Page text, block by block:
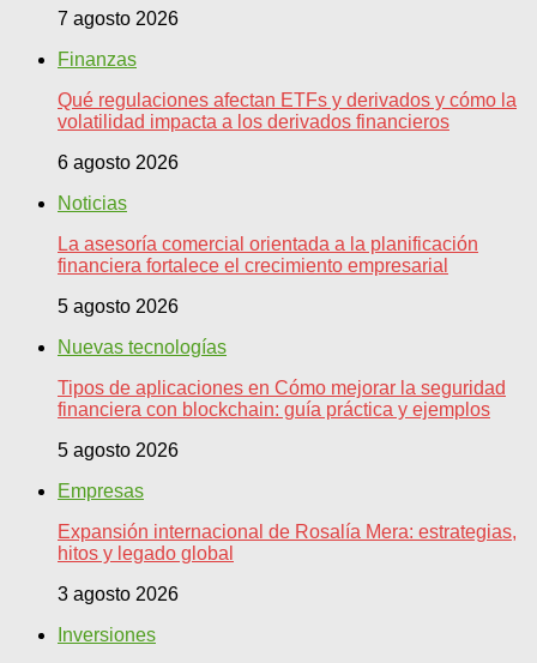
7 agosto 2026
Finanzas
Qué regulaciones afectan ETFs y derivados y cómo la
volatilidad impacta a los derivados financieros
6 agosto 2026
Noticias
La asesoría comercial orientada a la planificación
financiera fortalece el crecimiento empresarial
5 agosto 2026
Nuevas tecnologías
Tipos de aplicaciones en Cómo mejorar la seguridad
financiera con blockchain: guía práctica y ejemplos
5 agosto 2026
Empresas
Expansión internacional de Rosalía Mera: estrategias,
hitos y legado global
3 agosto 2026
Inversiones